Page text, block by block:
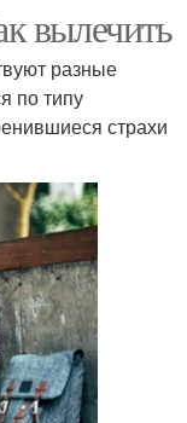
вылечить
разные
по типу
страхи